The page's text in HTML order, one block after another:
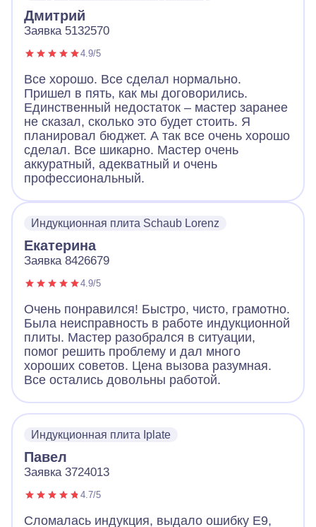
Дмитрий
Заявка 5132570
4.9/5
Все хорошо. Все сделал нормально.
Пришел в пять, как мы договорились.
Единственный недостаток – мастер заранее
не сказал, сколько это будет стоить. Я
планировал бюджет. А так все очень хорошо
сделал. Все шикарно. Мастер очень
аккуратный, адекватный и очень
профессиональный.
Индукционная плита Schaub Lorenz
Екатерина
Заявка 8426679
4.9/5
Очень понравился! Быстро, чисто, грамотно.
Была неисправность в работе индукционной
плиты. Мастер разобрался в ситуации,
помог решить проблему и дал много
хороших советов. Цена вызова разумная.
Все остались довольны работой.
Индукционная плита Iplate
Павел
Заявка 3724013
4.7/5
Сломалась индукция, выдало ошибку Е9,